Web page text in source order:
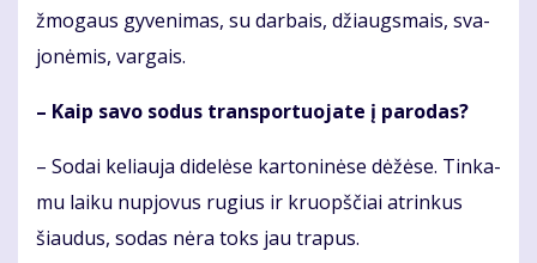
žmo­gaus gy­ve­ni­mas, su dar­bais, džiaugs­mais, sva­
jo­nė­mis, var­gais.
– Kaip sa­vo so­dus trans­por­tuo­ja­te į pa­ro­das?
– So­dai ke­liau­ja di­de­lė­se kar­to­ni­nė­se dė­žė­se. Tin­ka­
mu lai­ku nu­pjo­vus ru­gius ir kruopš­čiai at­rin­kus
šiau­dus, so­das nė­ra toks jau tra­pus.